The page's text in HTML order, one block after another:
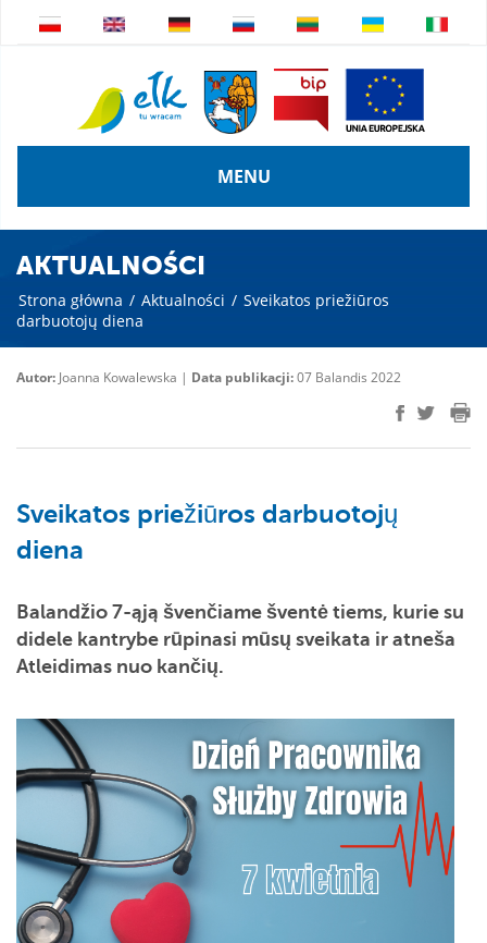
MENU
AKTUALNOŚCI
Strona główna / Aktualności / Sveikatos priežiūros
darbuotojų diena
Autor: Joanna Kowalewska | Data publikacji:07 Balandis 2022
Sveikatos priežiūros darbuotojų
diena
Balandžio 7-ąją švenčiame šventė tiems, kurie su
didele kantrybe rūpinasi mūsų sveikata ir atneša
Atleidimas nuo kančių.